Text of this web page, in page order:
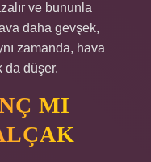
ve bununla
daha gevşek,
zamanda, hava
da düşer.
MI